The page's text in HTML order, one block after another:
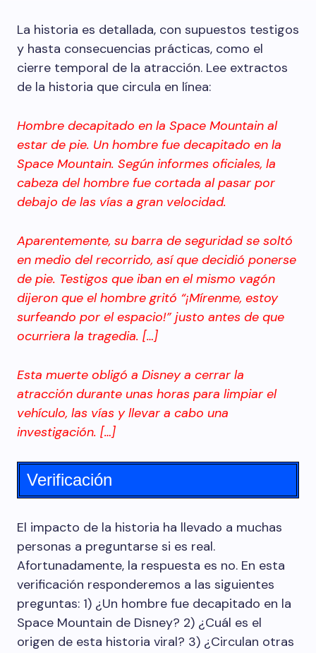
La historia es detallada, con supuestos testigos
y hasta consecuencias prácticas, como el
cierre temporal de la atracción. Lee extractos
de la historia que circula en línea:
Hombre decapitado en la Space Mountain al
estar de pie. Un hombre fue decapitado en la
Space Mountain. Según informes oficiales, la
cabeza del hombre fue cortada al pasar por
debajo de las vías a gran velocidad.
Aparentemente, su barra de seguridad se soltó
en medio del recorrido, así que decidió ponerse
de pie. Testigos que iban en el mismo vagón
dijeron que el hombre gritó “¡Mírenme, estoy
surfeando por el espacio!” justo antes de que
ocurriera la tragedia. […]
Esta muerte obligó a Disney a cerrar la
atracción durante unas horas para limpiar el
vehículo, las vías y llevar a cabo una
investigación. […]
Verificación
El impacto de la historia ha llevado a muchas
personas a preguntarse si es real.
Afortunadamente, la respuesta es no. En esta
verificación responderemos a las siguientes
preguntas: 1) ¿Un hombre fue decapitado en la
Space Mountain de Disney? 2) ¿Cuál es el
origen de esta historia viral? 3) ¿Circulan otras